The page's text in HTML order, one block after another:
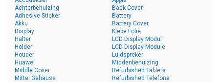
Achterbehuizing
Adhesive Sticker
Akku
Back Cover
Battery
Battery Cover
Display
Halter
Holder
Houder
Huawei
Klebe Folie
LCD Display Modul
LCD Display Module
Luidspreker
Middenbehuizing
Middle Cover
Mittel Gehäuse
Refurbished Tablets
Refurbished Telefone